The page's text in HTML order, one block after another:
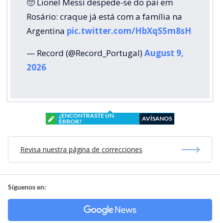
🥺 Lionel Messi despede-se do pai em
Rosário: craque já está com a família na
Argentina pic.twitter.com/HbXqS5m8sH
— Record (@Record_Portugal)August 9,
2026
¿ENCONTRASTE UN
ERROR?
AVÍSANOS
Revisa nuestra página de correcciones
Síguenos en: